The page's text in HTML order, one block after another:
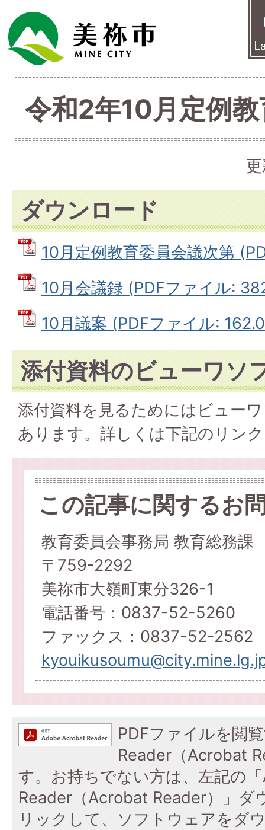
令和2年10月定例
ダウンロード
10月定例教育委員会議次第
10月会議録 (PDFファイル:
10月議案 (PDFファイル:
添付資料のビューワソ
添付資料を見るためにはビュー
あります。詳しくは下記のリン
この記事に関するお
教育委員会事務局 教育総務課
〒759-2292
美祢市大嶺町東分326-1
電話番号：0837-52-5260
ファックス：0837-52-2562
PDFファイルを閲
Reader（Acrobat
す。お持ちでない方は、左記の
Reader（Acrobat Reader）」ダ
リックして、ソフトウェアをダ